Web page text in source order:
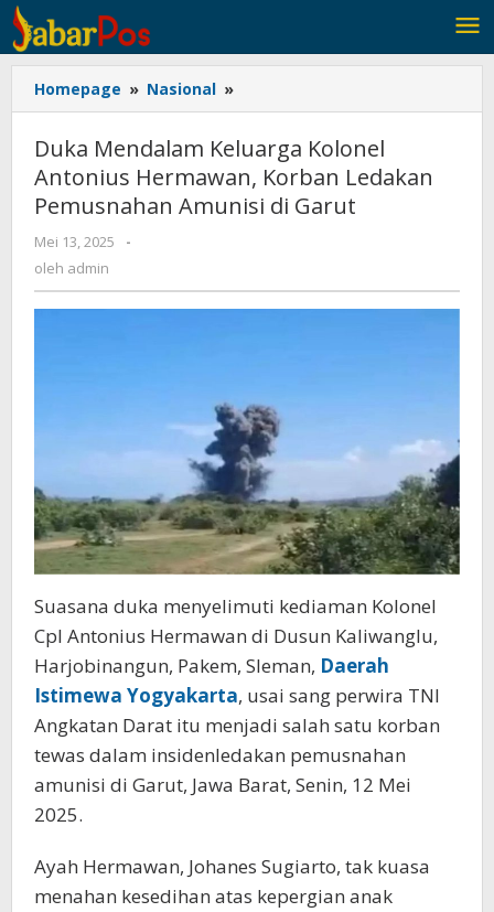
Lewati
ke
konten
Homepage » Nasional »
Mendalam
Keluarga
Kolonel
Antonius
Hermawan,
Amunisi
Duka Mendalam Keluarga Kolonel
Antonius Hermawan, Korban Ledakan
Pemusnahan Amunisi di Garut
Mei 13, 2025
oleh
-
oleh admin
Suasana duka menyelimuti kediaman Kolonel
Cpl Antonius Hermawan di Dusun Kaliwanglu,
Harjobinangun, Pakem, Sleman, Daerah
Istimewa Yogyakarta, usai sang perwira TNI
Angkatan Darat itu menjadi salah satu korban
tewas dalam insidenledakan pemusnahan
amunisi di Garut, Jawa Barat, Senin, 12 Mei
2025.
Ayah Hermawan, Johanes Sugiarto, tak kuasa
menahan kesedihan atas kepergian anak